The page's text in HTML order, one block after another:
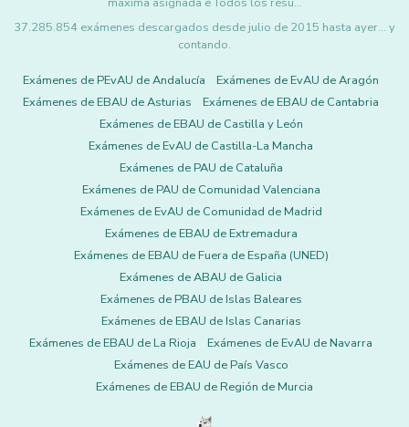
37.285.854 exámenes descargados desde julio de 2015 hasta ayer... y
contando.
Exámenes de PEvAU de Andalucía
Exámenes de EvAU de Aragón
Exámenes de EBAU de Asturias
Exámenes de EBAU de Cantabria
Exámenes de EBAU de Castilla y León
Exámenes de EvAU de Castilla-La Mancha
Exámenes de PAU de Cataluña
Exámenes de PAU de Comunidad Valenciana
Exámenes de EvAU de Comunidad de Madrid
Exámenes de EBAU de Extremadura
Exámenes de EBAU de Fuera de España (UNED)
Exámenes de ABAU de Galicia
Exámenes de PBAU de Islas Baleares
Exámenes de EBAU de Islas Canarias
Exámenes de EBAU de La Rioja
Exámenes de EvAU de Navarra
Exámenes de EAU de País Vasco
Exámenes de EBAU de Región de Murcia